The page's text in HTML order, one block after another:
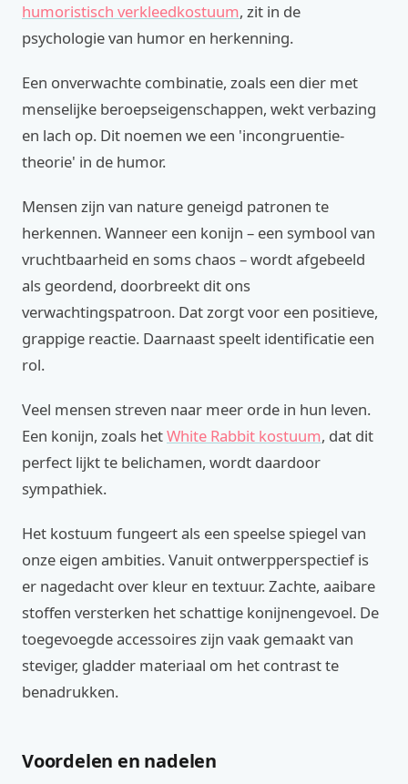
humoristisch verkleedkostuum, zit in de
psychologie van humor en herkenning.
Een onverwachte combinatie, zoals een dier met
menselijke beroepseigenschappen, wekt verbazing
en lach op. Dit noemen we een 'incongruentie-
theorie' in de humor.
Mensen zijn van nature geneigd patronen te
herkennen. Wanneer een konijn – een symbool van
vruchtbaarheid en soms chaos – wordt afgebeeld
als geordend, doorbreekt dit ons
verwachtingspatroon. Dat zorgt voor een positieve,
grappige reactie. Daarnaast speelt identificatie een
rol.
Veel mensen streven naar meer orde in hun leven.
Een konijn, zoals hetWhite Rabbit kostuum, dat dit
perfect lijkt te belichamen, wordt daardoor
sympathiek.
Het kostuum fungeert als een speelse spiegel van
onze eigen ambities. Vanuit ontwerpperspectief is
er nagedacht over kleur en textuur. Zachte, aaibare
stoffen versterken het schattige konijnengevoel. De
toegevoegde accessoires zijn vaak gemaakt van
steviger, gladder materiaal om het contrast te
benadrukken.
Voordelen en nadelen